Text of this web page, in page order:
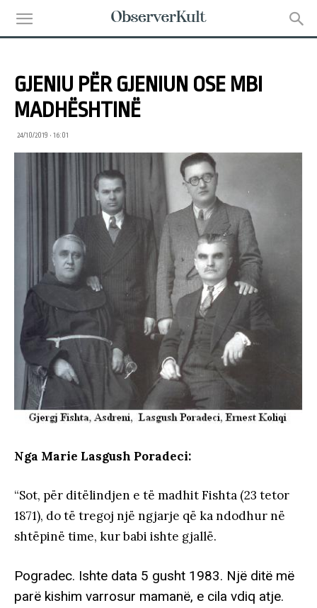
GJENIU PËR GJENIUN OSE MBI
MADHËSHTINË
24/10/2019 • 16:01
Nga Marie Lasgush Poradeci:
“Sot, për ditëlindjen e të madhit Fishta (23 tetor
1871), do të tregoj një ngjarje që ka ndodhur në
shtëpinë time, kur babi ishte gjallë.
Pogradec. Ishte data 5 gusht 1983. Një ditë më
parë kishim varrosur mamanë, e cila vdiq atje.